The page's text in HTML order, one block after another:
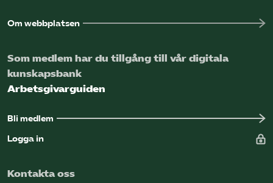
In english
Om webbplatsen
Som medlem har du tillgång till vår digitala
kunskapsbank
Arbetsgivarguiden
Bli medlem
Logga in
Kontakta oss